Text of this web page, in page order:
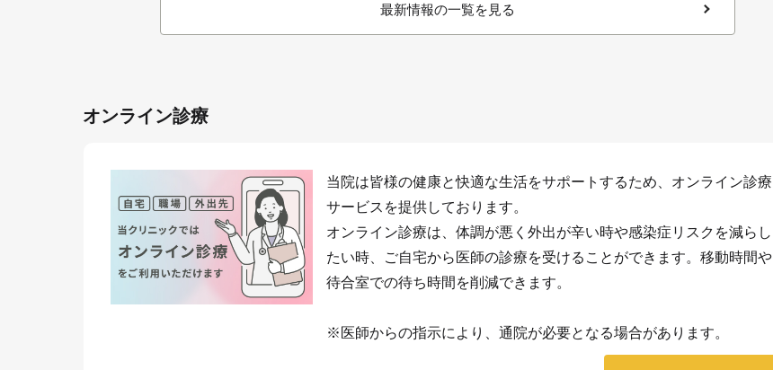
最新情報の一覧を見る
オンライン診療
当院は皆様の健康と快適な生活をサポートするため、オンライン診療
サービスを提供しております。
オンライン診療は、体調が悪く外出が辛い時や感染症リスクを減らし
たい時、ご自宅から医師の診療を受けることができます。移動時間や
待合室での待ち時間を削減できます。
※医師からの指示により、通院が必要となる場合があります。